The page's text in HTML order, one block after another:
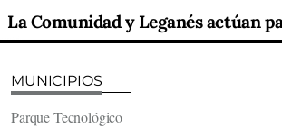
MUNICIPIOS
Parque Tecnológico